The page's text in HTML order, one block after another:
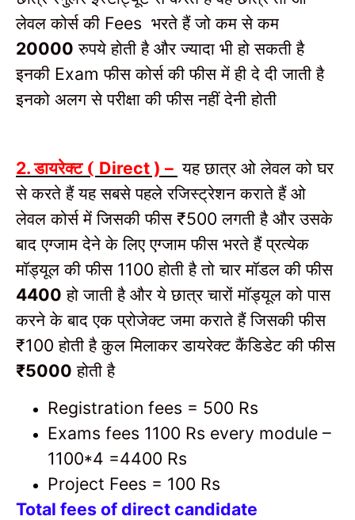
लेवल कोर्स की Fees भरते हैं जो कम से कम
20000 रुपये होती है और ज्यादा भी हो सकती है
इनकी Examफीस कोर्स की फीस में ही दे दी जाती है
इनको अलग से परीक्षा की फीस नहीं देनी होती
2.डायरेक्ट ( Direct ) – यह छात्र ओ लेवल को घर
से करते हैं यह सबसे पहले रजिस्ट्रेशन कराते हैं ओ
लेवल कोर्स में जिसकी फीस₹500लगती है और उसके
बाद एग्जाम देने के लिए एग्जाम फीस भरते हैं प्रत्येक
मॉड्यूल की फीस 1100होती है तो चार मॉडल की फीस
4400 हो जाती है और ये छात्र चारों मॉड्यूल को पास
करने के बाद एक प्रोजेक्ट जमा कराते हैं जिसकी फीस
₹100होती है कुल मिलाकर डायरेक्ट कैंडिडेट की फीस
₹5000 होती है
Registration fees = 500 Rs
Exams fees 1100 Rs every module –
1100*4 =4400 Rs
Project Fees = 100 Rs
Total fees of direct candidate